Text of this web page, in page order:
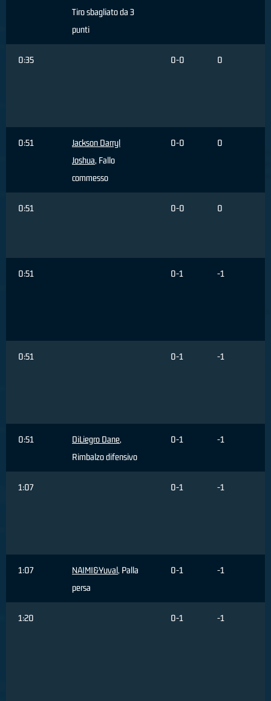
Tiro sbagliato da 3
punti
0:35 0-0 0
0:51
Jackson Darryl
Joshua, Fallo
commesso
0-0 0
0:51 0-0 0
0:51 0-1 -1
0:51 0-1 -1
0:51 DiLiegro Dane,
Rimbalzo difensivo
0-1 -1
1:07 0-1 -1
1:07 NAIMI&Yuval, Palla
persa
0-1 -1
1:20 0-1 -1